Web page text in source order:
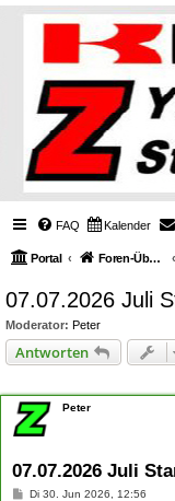
FAQ Kalender
Portal Foren-Übersicht
07.07.2026 Juli
Moderator: Peter
Antworten
Peter
07.07.2026 Juli
BDi 30. Jun 2026, 12:56